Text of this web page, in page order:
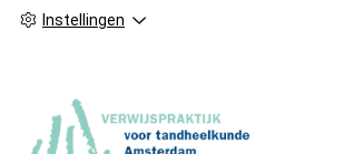
Instellingen